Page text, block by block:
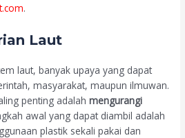
.
Laut
laut, banyak upaya yang dapat
masyarakat, maupun ilmuwan.
penting adalahmengurangi
awal yang dapat diambil adalah
plastik sekali pakai dan